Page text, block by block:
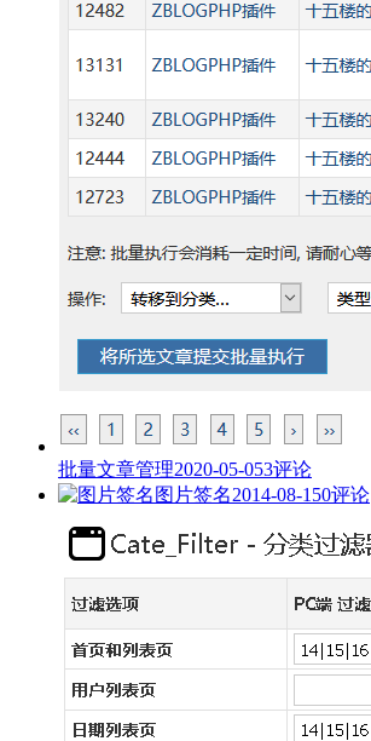
批量文章管理2020-05-053评论
图片签名2014-08-150评论